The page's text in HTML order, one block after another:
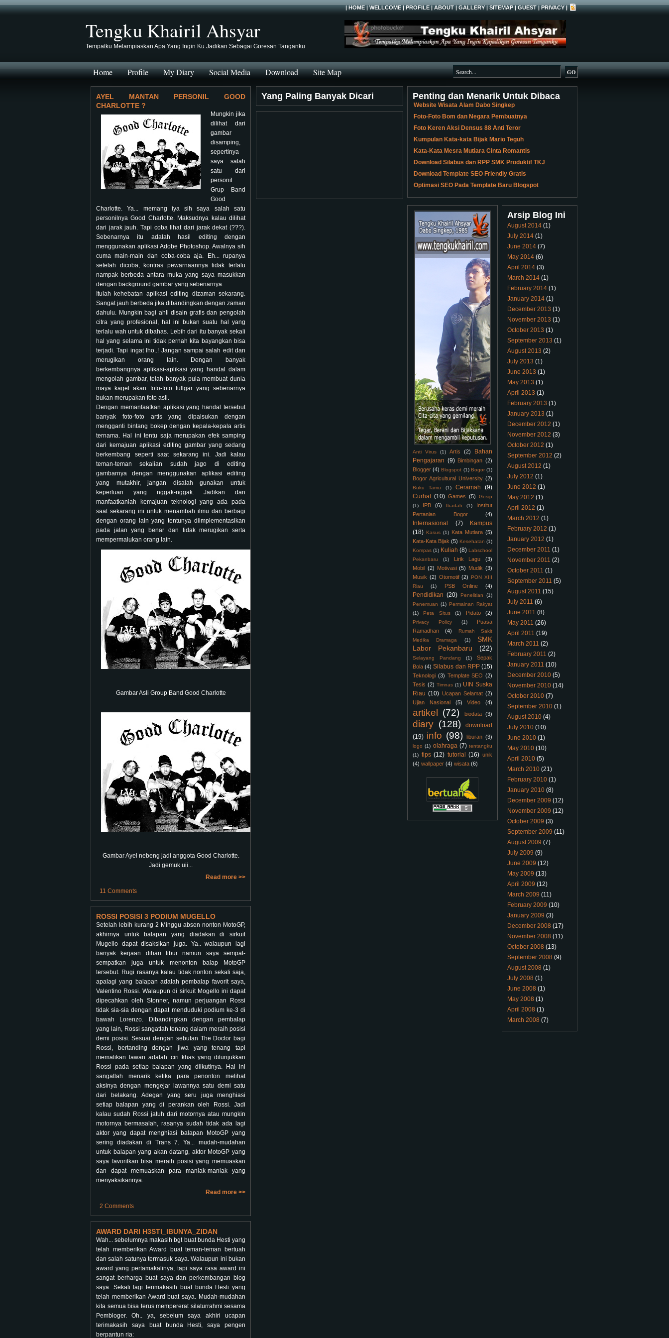
|HOME|WELLCOME|PROFILE|ABOUT|GALLERY|SITEMAP|GUEST|PRIVACY|
Tengku Khairil Ahsyar
Tempatku Melampiaskan Apa Yang Ingin Ku Jadikan Sebagai Goresan Tanganku
Home Profile My Diary Social Media Download Site Map
AYEL MANTAN PERSONIL GOOD
CHARLOTTE ?
Mungkin jika
dilihat dari
gambar
disamping,
sepertinya
saya salah
satu dari
personil
Grup Band
Good
Charlotte. Ya... memang iya sih saya salah satu
personilnya Good Charlotte. Maksudnya kalau dilihat
dari jarak jauh. Tapi coba lihat dari jarak dekat (???).
Sebenarnya itu adalah hasil editing dengan
menggunakan aplikasi Adobe Photoshop. Awalnya sih
cuma main-main dan coba-coba aja. Eh... rupanya
setelah dicoba, kontras pewarnaannya tidak terlalu
nampak berbeda antara muka yang saya masukkan
dengan background gambar yang sebenarnya.
Itulah kehebatan aplikasi editing dizaman sekarang.
Sangat jauh berbeda jika dibandingkan dengan zaman
dahulu. Mungkin bagi ahli disain grafis dan pengolah
citra yang profesional, hal ini bukan suatu hal yang
terlalu wah untuk dibahas. Lebih dari itu banyak sekali
hal yang selama ini tidak pernah kita bayangkan bisa
terjadi. Tapi ingat lho..! Jangan sampai salah edit dan
merugikan orang lain. Dengan banyak
berkembangnya aplikasi-aplikasi yang handal dalam
mengolah gambar, telah banyak pula membuat dunia
maya kaget akan foto-foto fullgar yang sebenarnya
bukan merupakan foto asli.
Dengan memanfaatkan aplikasi yang handal tersebut
banyak foto-foto artis yang dipalsukan dengan
mengganti bintang bokep dengan kepala-kepala artis
ternama. Hal ini tentu saja merupakan efek samping
dari kemajuan aplikasi editing gambar yang sedang
berkembang seperti saat sekarang ini. Jadi kalau
teman-teman sekalian sudah jago di editing
gambarnya dengan menggunakan aplikasi editing
yang mutakhir, jangan disalah gunakan untuk
keperluan yang nggak-nggak. Jadikan dan
manfaatkanlah kemajuan teknologi yang ada pada
saat sekarang ini untuk menambah ilmu dan berbagi
dengan orang lain yang tentunya diimplementasikan
pada jalan yang benar dan tidak merugikan serta
mempermalukan orang lain.
Gambar Asli Group Band Good Charlotte
Gambar Ayel nebeng jadi anggota Good Charlotte.
Jadi gemuk uii...
Read more >>
11 Comments
ROSSI POSISI 3 PODIUM MUGELLO
Setelah lebih kurang 2 Minggu absen nonton MotoGP,
akhirnya untuk balapan yang diadakan di sirkuit
Mugello dapat disaksikan juga. Ya.. walaupun lagi
banyak kerjaan dihari libur namun saya sempat-
sempatkan juga untuk menonton balap MotoGP
tersebut. Rugi rasanya kalau tidak nonton sekali saja,
apalagi yang balapan adalah pembalap favorit saya,
Valentino Rossi. Walaupun di sirkuit Mogello ini dapat
dipecahkan oleh Stonner, namun perjuangan Rossi
tidak sia-sia dengan dapat menduduki podium ke-3 di
bawah Lorenzo. Dibandingkan dengan pembalap
yang lain, Rossi sangatlah tenang dalam meraih posisi
demi posisi. Sesuai dengan sebutan The Doctor bagi
Rossi, bertanding dengan jiwa yang tenang tapi
mematikan lawan adalah ciri khas yang ditunjukkan
Rossi pada setiap balapan yang diikutinya. Hal ini
sangatlah menarik ketika para penonton melihat
aksinya dengan mengejar lawannya satu demi satu
dari belakang. Adegan yang seru juga menghiasi
setiap balapan yang di perankan oleh Rossi. Jadi
kalau sudah Rossi jatuh dari motornya atau mungkin
motornya bermasalah, rasanya sudah tidak ada lagi
aktor yang dapat menghiasi balapan MotoGP yang
sering diadakan di Trans 7. Ya... mudah-mudahan
untuk balapan yang akan datang, aktor MotoGP yang
saya favoritkan bisa meraih posisi yang memuaskan
dan dapat memuaskan para maniak-maniak yang
menyaksikannya.
Read more >>
2 Comments
AWARD DARI H3STI_IBUNYA_ZIDAN
Wah... sebelumnya makasih bgt buat bunda Hesti yang
telah memberikan Award buat teman-teman bertuah
dan salah satunya termasuk saya. Walaupun ini bukan
award yang pertamakalinya, tapi saya rasa award ini
sangat berharga buat saya dan perkembangan blog
saya. Sekali lagi terimakasih buat bunda Hesti yang
telah memberikan Award buat saya. Mudah-mudahan
kita semua bisa terus mempererat silaturrahmi sesama
Pembloger. Oh.. ya, sebelum saya akhiri ucapan
terimakasih saya buat bunda Hesti, saya pengen
berpantun ria:
Yang Paling Banyak Dicari Penting dan Menarik Untuk Dibaca
Website Wisata Alam Dabo Singkep
Foto-Foto Bom dan Negara Pembuatnya
Foto Keren Aksi Densus 88 Anti Teror
Kumpulan Kata-kata Bijak Mario Teguh
Kata-Kata Mesra Mutiara Cinta Romantis
Download Silabus dan RPP SMK Produktif TKJ
Download Template SEO Friendly Gratis
Optimasi SEO Pada Template Baru Blogspot
Anti Virus (1) Artis (2)
Bahan
Pengajaran (9) Bimbingan (2)
Blogger (4) Blogspot (1) Bogor (1)
Bogor Agricultural University (2)
Buku Tamu (1) Ceramah
(9)
Curhat (10) Games (5)
Gosip
(1)
IPB (6) Ibadah (1)
Institut
Pertanian Bogor
(4)
Internasional (7)
Kampus
(18) Kasus (1) Kata Mutiara (5)
Kata-Kata Bijak (5) Kesehatan (1)
Kompas (1) Kuliah (8) Labschool
Pekanbaru
(1) Lirik Lagu
(3)
Mobil (2) Motivasi (5) Mudik (3)
Musik (2) Otomotif (2) PON XIII
Riau
(1) PSB Online (4)
Pendidikan (20) Penelitian
(1)
Penemuan (1) Permainan Rakyat
(1)
Peta Situs (1) Pidato (2)
Privacy Policy (1)
Puasa
Ramadhan
(4)
Rumah Sakit
Medika Dramaga
(1)
SMK
Labor Pekanbaru
(22)
Selayang Pandang (1)
Sepak
Bola (4) Silabus dan RPP (15)
Teknologi (3) Template SEO (2)
Tesis (2) Timnas (1) UIN Suska
Riau (10) Ucapan Selamat (2)
Ujian Nasional
(5) Video (4)
artikel (72) biodata (3)
diary (128)
download
(19) info (98) liburan (3)
logo (1) olahraga (7) tentangku
(1) tips (12) tutorial (16) unik
(4) wallpaper (4) wisata (6)
Arsip Blog Ini
August 2014 (1)
July 2014 (1)
June 2014 (7)
May 2014 (6)
April 2014 (3)
March 2014 (1)
February 2014 (1)
January 2014 (1)
December 2013 (1)
November 2013 (1)
October 2013 (1)
September 2013 (1)
August 2013 (2)
July 2013 (1)
June 2013 (1)
May 2013 (1)
April 2013 (1)
February 2013 (1)
January 2013 (1)
December 2012 (1)
November 2012 (3)
October 2012 (1)
September 2012 (2)
August 2012 (1)
July 2012 (1)
June 2012 (1)
May 2012 (1)
April 2012 (1)
March 2012 (1)
February 2012 (1)
January 2012 (1)
December 2011 (1)
November 2011 (2)
October 2011 (1)
September 2011 (5)
August 2011 (15)
July 2011 (6)
June 2011 (8)
May 2011 (26)
April 2011 (19)
March 2011 (2)
February 2011 (2)
January 2011 (10)
December 2010 (5)
November 2010 (14)
October 2010 (7)
September 2010 (1)
August 2010 (4)
July 2010 (10)
June 2010 (1)
May 2010 (10)
April 2010 (5)
March 2010 (21)
February 2010 (1)
January 2010 (8)
December 2009 (12)
November 2009 (12)
October 2009 (3)
September 2009 (11)
August 2009 (7)
July 2009 (9)
June 2009 (12)
May 2009 (13)
April 2009 (12)
March 2009 (11)
February 2009 (10)
January 2009 (3)
December 2008 (17)
November 2008 (11)
October 2008 (13)
September 2008 (9)
August 2008 (1)
July 2008 (1)
June 2008 (1)
May 2008 (1)
April 2008 (1)
March 2008 (7)